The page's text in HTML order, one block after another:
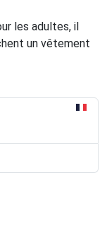
les adultes, il
un vêtement